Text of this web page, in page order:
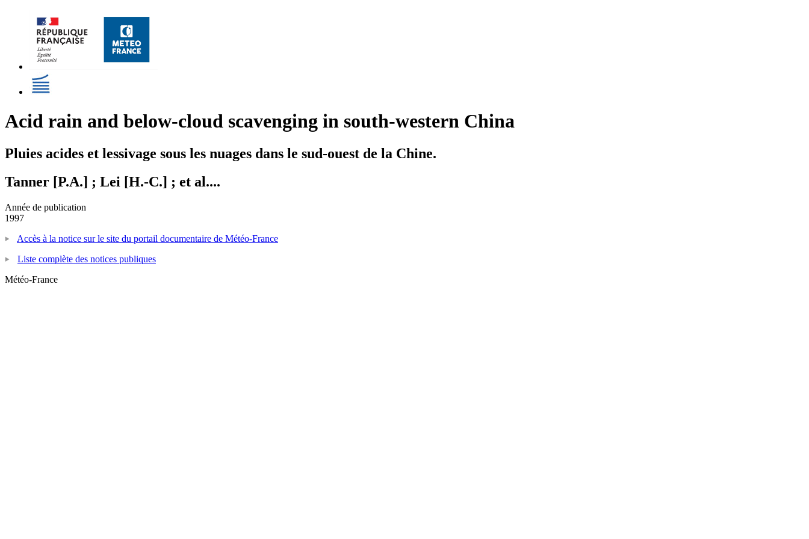
Acid rain and below-cloud scavenging in south-western China
Pluies acides et lessivage sous les nuages dans le sud-ouest de la Chine.
Tanner [P.A.] ; Lei [H.-C.] ; et al....
Année de publication
1997
Accès à la notice sur le site du portail documentaire de Météo-France
Liste complète des notices publiques
Météo-France